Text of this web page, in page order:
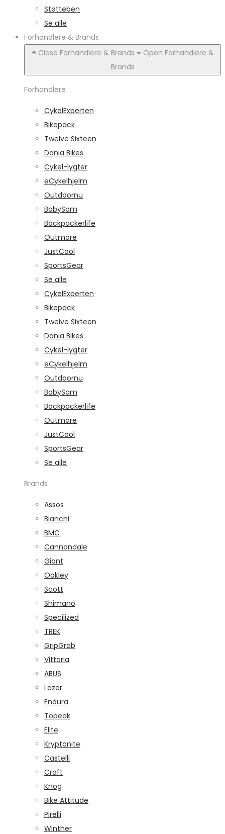
Støtteben
Se alle
Forhandlere & Brands
Close Forhandlere & Brands
Open Forhandlere &
Brands
Forhandlere
CykelExperten
Bikepack
Twelve Sixteen
Dania Bikes
Cykel-lygter
eCykelhjelm
Outdoornu
BabySam
Backpackerlife
Outmore
JustCool
SportsGear
Se alle
CykelExperten
Bikepack
Twelve Sixteen
Dania Bikes
Cykel-lygter
eCykelhjelm
Outdoornu
BabySam
Backpackerlife
Outmore
JustCool
SportsGear
Se alle
Brands
Assos
Bianchi
BMC
Cannondale
Giant
Oakley
Scott
Shimano
Specilized
TREK
GripGrab
Vittoria
ABUS
Lazer
Endura
Topeak
Elite
Kryptonite
Castelli
Craft
Knog
Bike Attitude
Pirelli
Winther